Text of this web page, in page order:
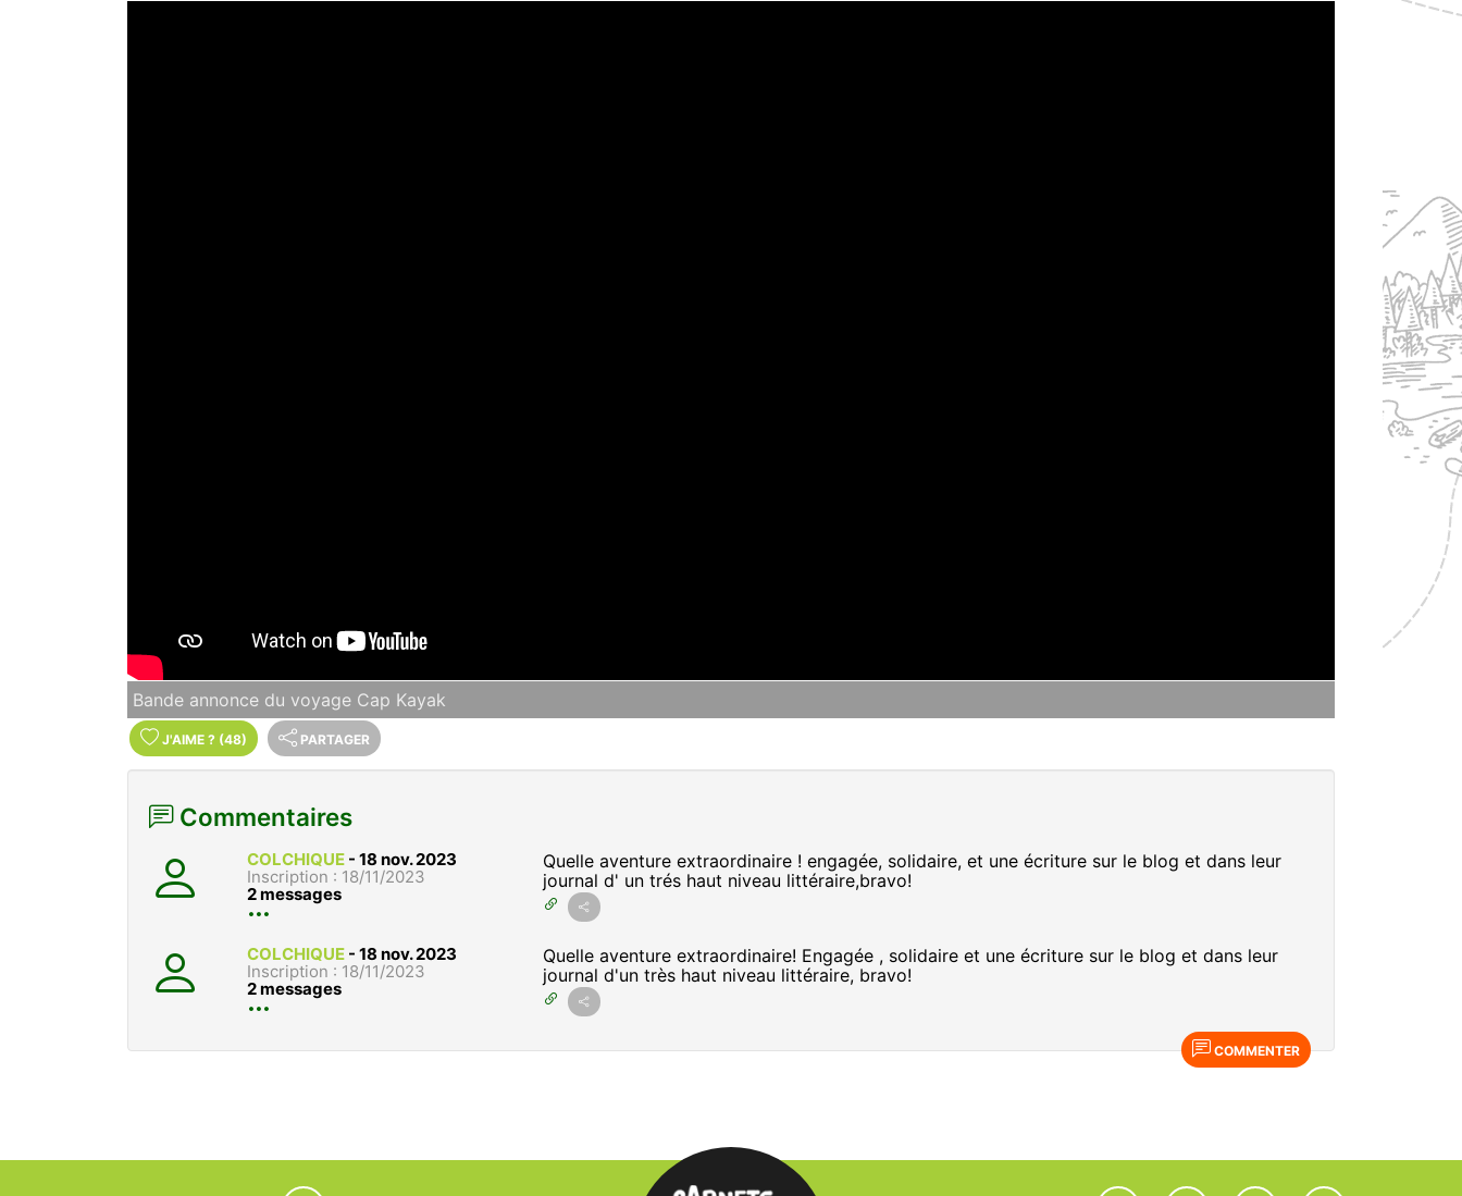
Bande annonce du voyage Cap Kayak
J'AIME ? (48) PARTAGER
Commentaires
COLCHIQUE - 18 nov. 2023
Inscription : 18/11/2023
2 messages
Quelle aventure extraordinaire ! engagée, solidaire, et une écriture sur le blog et dans leur
journal d' un trés haut niveau littéraire,bravo!
COLCHIQUE - 18 nov. 2023
Inscription : 18/11/2023
2 messages
Quelle aventure extraordinaire! Engagée , solidaire et une écriture sur le blog et dans leur
journal d'un très haut niveau littéraire, bravo!
COMMENTER